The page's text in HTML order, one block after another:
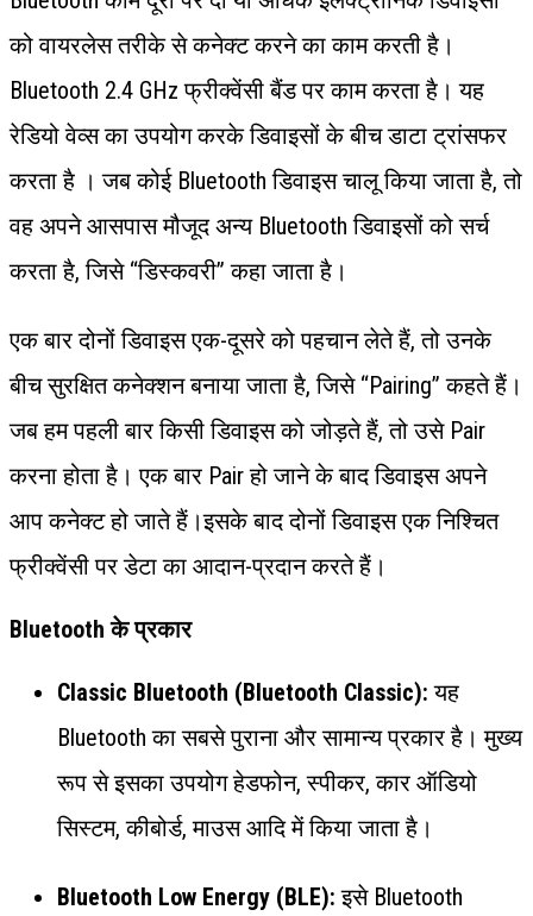
को वायरलेस तरीके से कनेक्ट करने का काम करती है।
Bluetooth 2.4 GHz फ्रीक्वेंसी बैंड पर काम करता है। यह
रेडियो वेव्स का उपयोग करके डिवाइसों के बीच डाटा ट्रांसफर
करता है । जब कोई Bluetooth डिवाइस चालू किया जाता है, तो
वह अपने आसपास मौजूद अन्य Bluetooth डिवाइसों को सर्च
करता है, जिसे “डिस्कवरी” कहा जाता है।
एक बार दोनों डिवाइस एक-दूसरे को पहचान लेते हैं, तो उनके
बीच सुरक्षित कनेक्शन बनाया जाता है, जिसे “Pairing” कहते हैं।
जब हम पहली बार किसी डिवाइस को जोड़ते हैं, तो उसे Pair
करना होता है। एक बार Pair हो जाने के बाद डिवाइस अपने
आप कनेक्ट हो जाते हैं।इसके बाद दोनों डिवाइस एक निश्चित
फ्रीक्वेंसी पर डेटा का आदान-प्रदान करते हैं।
Bluetooth के प्रकार
Classic Bluetooth (Bluetooth Classic): यह
Bluetooth का सबसे पुराना और सामान्य प्रकार है। मुख्य
रूप से इसका उपयोग हेडफोन, स्पीकर, कार ऑडियो
सिस्टम, कीबोर्ड, माउस आदि में किया जाता है।
Bluetooth Low Energy (BLE): इसे Bluetooth